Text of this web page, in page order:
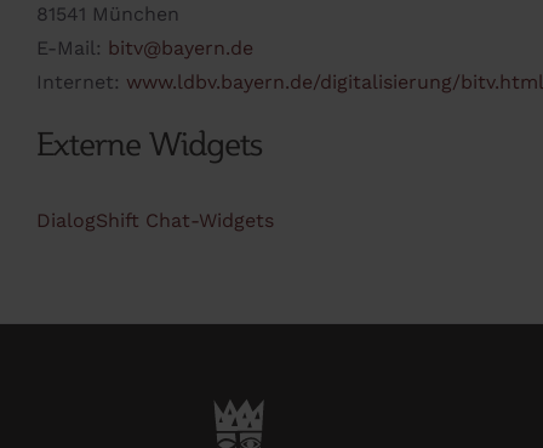
81541 München
E-Mail: bitv@bayern.de
Internet: www.ldbv.bayern.de/digitalisierung/bitv.html
Externe Widgets
DialogShift Chat-Widgets